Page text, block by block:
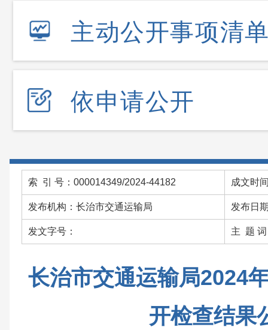
主动公开事项清
依申请公开
索 引 号：000014349/2024-44182 成文时
发布机构：长治市交通运输局 发布日
发文字号： 主 题 词
长治市交通运输局2024
开检查结果